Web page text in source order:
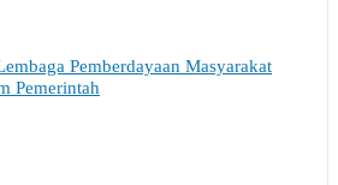
Pemberdayaan Masyarakat
Pemerintah